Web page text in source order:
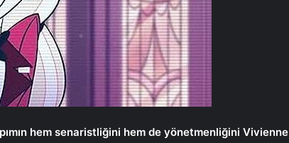
hem senaristliğini hem de yönetmenliğini Vivienne